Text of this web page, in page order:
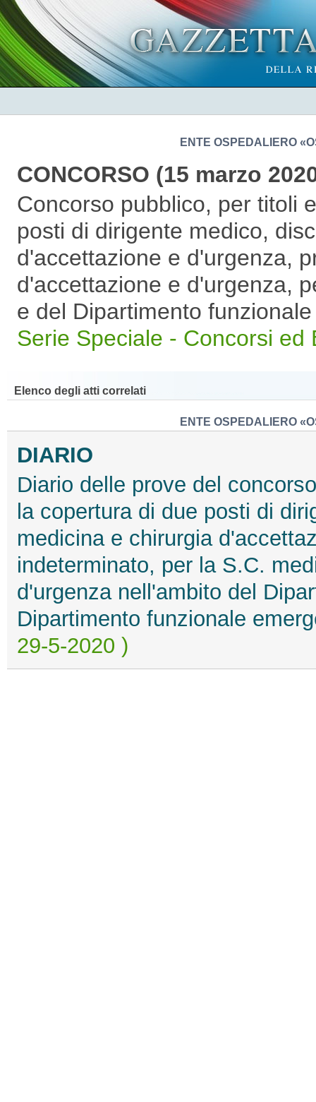
ENTE OSPEDALIERO
CONCORSO (15 marzo
Concorso pubblico, per titoli
posti di dirigente medico,
d'accettazione e d'urgenza,
d'accettazione e d'urgenza,
e del Dipartimento
Serie Speciale - Concorsi
Elenco degli atti correlati
ENTE OSPEDALIERO
DIARIO
Diario delle prove del
la copertura di due posti di
medicina e chirurgia
indeterminato, per la S.C.
d'urgenza nell'ambito del
Dipartimento funzionale
29-5-2020 )